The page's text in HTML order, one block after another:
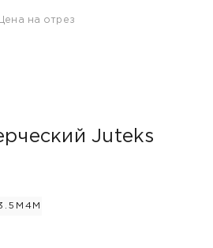
Цена на отрез
Juteks
4М